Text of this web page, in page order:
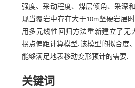
强度、采动程度、煤层倾角、采深
现当覆岩中存在大于10m坚硬岩层
用多元线性回归方法重新建立了无
拐点偏距计算模型.该模型的拟合度
能够满足地表移动变形预计的需要.
关键词